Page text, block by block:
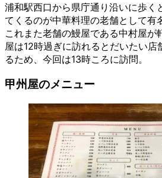
浦和駅西口から県庁通り沿いに歩く
てくるのが中華料理の老舗として有
これまた老舗の鰻屋である中村屋が
屋は12時過ぎに訪れるとだいたい店
るため、今回は13時ころに訪問。
甲州屋のメニュー